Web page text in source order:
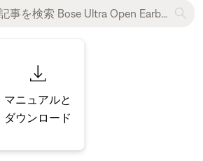
マニュアルと
ダウンロード